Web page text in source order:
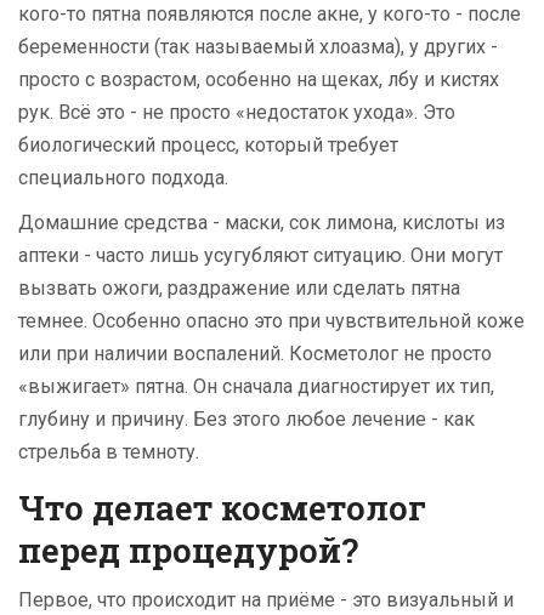
кого-то пятна появляются после акне, у кого-то - после
беременности (так называемый хлоазма), у других -
просто с возрастом, особенно на щеках, лбу и кистях
рук. Всё это - не просто «недостаток ухода». Это
биологический процесс, который требует
специального подхода.
Домашние средства - маски, сок лимона, кислоты из
аптеки - часто лишь усугубляют ситуацию. Они могут
вызвать ожоги, раздражение или сделать пятна
темнее. Особенно опасно это при чувствительной коже
или при наличии воспалений. Косметолог не просто
«выжигает» пятна. Он сначала диагностирует их тип,
глубину и причину. Без этого любое лечение - как
стрельба в темноту.
Что делает косметолог
перед процедурой?
Первое, что происходит на приёме - это визуальный и